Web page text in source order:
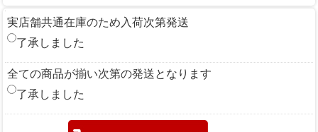
実店舗共通在庫のため入荷次第発送
了承しました
全ての商品が揃い次第の発送となります
了承しました